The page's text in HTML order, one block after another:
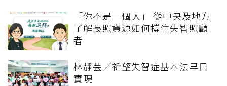
「你不是一個人」 從中央及地方
了解長照資源如何撐住失智照顧
者
林靜芸／祈望失智症基本法早日
實現